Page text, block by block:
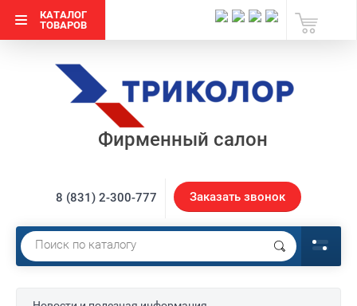
КАТАЛОГ
ТОВАРОВ
Фирменный салон
8 (831) 2-300-777 Заказать звонок